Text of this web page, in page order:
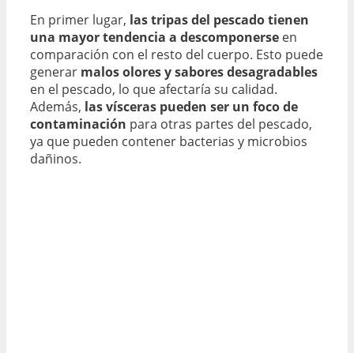
En primer lugar, las tripas del pescado tienen
una mayor tendencia a descomponerse en
comparación con el resto del cuerpo. Esto puede
generar malos olores y sabores desagradables
en el pescado, lo que afectaría su calidad.
Además, las vísceras pueden ser un foco de
contaminación para otras partes del pescado,
ya que pueden contener bacterias y microbios
dañinos.